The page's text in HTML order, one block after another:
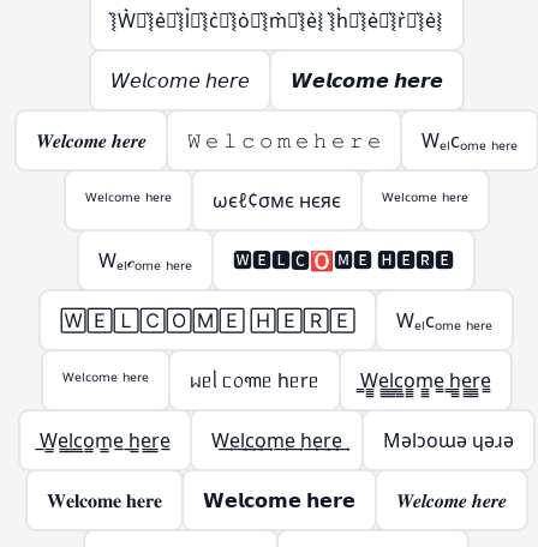
͛⦚W͛⦚͛⦚e͛⦚͛⦚l͛⦚͛⦚c͛⦚͛⦚o͛⦚͛⦚m͛⦚͛⦚e͛⦚ ͛⦚h͛⦚͛⦚e͛⦚͛⦚r͛⦚͛⦚e͛⦚
𝘞𝘦𝘭𝘤𝘰𝘮𝘦 𝘩𝘦𝘳𝘦 𝙒𝙚𝙡𝙘𝙤𝙢𝙚 𝙝𝙚𝙧𝙚
𝑾𝒆𝒍𝒄𝒐𝒎𝒆 𝒉𝒆𝒓𝒆 𝚆 𝚎 𝚕 𝚌 𝚘 𝚖 𝚎 𝚑 𝚎 𝚛 𝚎 Wₑₗcₒₘₑ ₕₑᵣₑ
ᵂᵉˡᶜᵒᵐᵉ ʰᵉʳᵉ ωєℓ¢σмє нєяє ᵂᵉˡᶜᵒᵐᵉ ʰᵉʳᵉ
Wₑₗ𝒸ₒₘₑ ₕₑᵣₑ 🆆🅴🅻🅲🅾🅼🅴 🅷🅴🆁🅴
🅆🄴🄻🄲🄾🄼🄴 🄷🄴🅁🄴 Wₑₗcₒₘₑ ₕₑᵣₑ
ᵂᵉˡᶜᵒᵐᵉ ʰᵉʳᵉ ᥕᥱᥣ ᥴ᥆꧑ᥱ hᥱrᥱ ̳W̳̳e̳̳l̳̳c̳̳o̳̳m̳̳e̳ ̳h̳̳e̳̳r̳̳e̳
̲W̲̲e̲̲l̲̲c̲̲o̲̲m̲̲e̲ ̲h̲̲e̲̲r̲̲e̲ W͢e͢l͢c͢o͢m͢e͢ h͢e͢r͢e͢ Mǝlɔoɯǝ ɥǝɹǝ
𝐖𝐞𝐥𝐜𝐨𝐦𝐞 𝐡𝐞𝐫𝐞 𝗪𝗲𝗹𝗰𝗼𝗺𝗲 𝗵𝗲𝗿𝗲 𝑾𝒆𝒍𝒄𝒐𝒎𝒆 𝒉𝒆𝒓𝒆